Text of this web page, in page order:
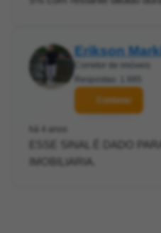
Erikson
Corretor de imóveis
Respostas: 1.685
Contatar
há 4 anos
ESSE SINAL É DADO
IMOBILIARIA.